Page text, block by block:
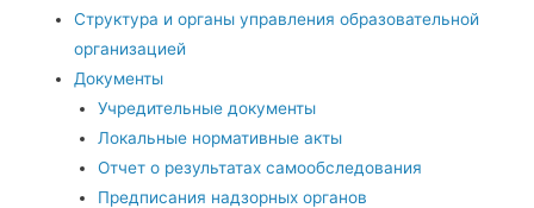
Структура и органы управления образовательной
организацией
Документы
Учредительные документы
Локальные нормативные акты
Отчет о результатах самообследования
Предписания надзорных органов